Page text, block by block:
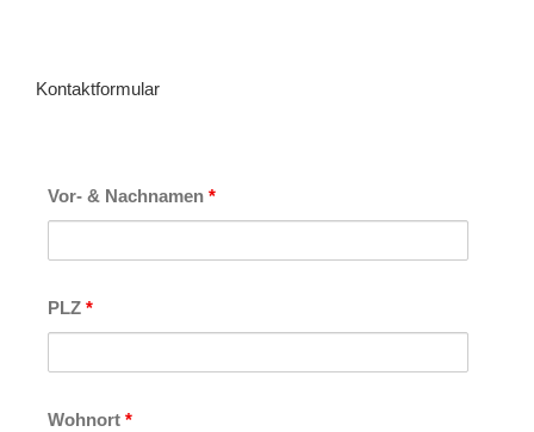
Kontaktformular
Vor- & Nachnamen *
PLZ *
Wohnort *